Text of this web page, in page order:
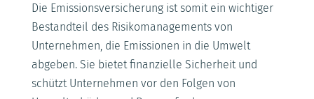
Die Emissionsversicherung ist somit ein wichtiger
Bestandteil des Risikomanagements von
Unternehmen, die Emissionen in die Umwelt
abgeben. Sie bietet finanzielle Sicherheit und
schützt Unternehmen vor den Folgen von